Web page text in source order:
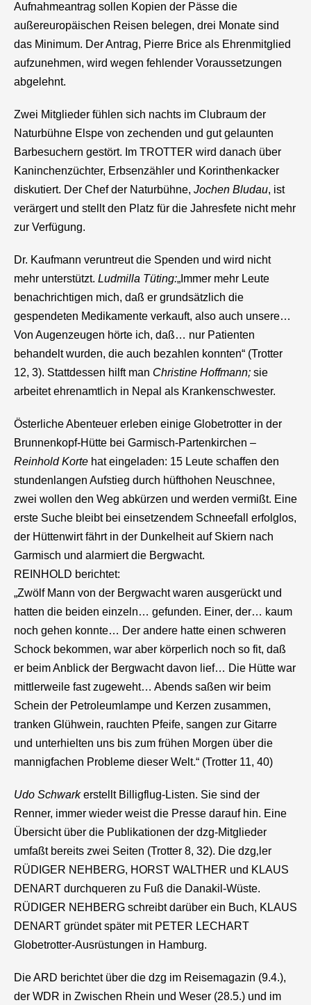
Aufnahmeantrag sollen Kopien der Pässe die
außereuropäischen Reisen belegen, drei Monate sind
das Minimum. Der Antrag, Pierre Brice als Ehrenmitglied
aufzunehmen, wird wegen fehlender Voraussetzungen
abgelehnt.
Zwei Mitglieder fühlen sich nachts im Clubraum der
Naturbühne Elspe von zechenden und gut gelaunten
Barbesuchern gestört. Im TROTTER wird danach über
Kaninchenzüchter, Erbsenzähler und Korinthenkacker
diskutiert. Der Chef der Naturbühne, Jochen Bludau, ist
verärgert und stellt den Platz für die Jahresfete nicht mehr
zur Verfügung.
Dr. Kaufmann veruntreut die Spenden und wird nicht
mehr unterstützt. Ludmilla Tüting:„Immer mehr Leute
benachrichtigen mich, daß er grundsätzlich die
gespendeten Medikamente verkauft, also auch unsere…
Von Augenzeugen hörte ich, daß… nur Patienten
behandelt wurden, die auch bezahlen konnten“ (Trotter
12, 3). Stattdessen hilft man Christine Hoffmann; sie
arbeitet ehrenamtlich in Nepal als Krankenschwester.
Österliche Abenteuer erleben einige Globetrotter in der
Brunnenkopf-Hütte bei Garmisch-Partenkirchen –
Reinhold Korte hat eingeladen: 15 Leute schaffen den
stundenlangen Aufstieg durch hüfthohen Neuschnee,
zwei wollen den Weg abkürzen und werden vermißt. Eine
erste Suche bleibt bei einsetzendem Schneefall erfolglos,
der Hüttenwirt fährt in der Dunkelheit auf Skiern nach
Garmisch und alarmiert die Bergwacht.
REINHOLD berichtet:
„Zwölf Mann von der Bergwacht waren ausgerückt und
hatten die beiden einzeln… gefunden. Einer, der… kaum
noch gehen konnte… Der andere hatte einen schweren
Schock bekommen, war aber körperlich noch so fit, daß
er beim Anblick der Bergwacht davon lief… Die Hütte war
mittlerweile fast zugeweht… Abends saßen wir beim
Schein der Petroleumlampe und Kerzen zusammen,
tranken Glühwein, rauchten Pfeife, sangen zur Gitarre
und unterhielten uns bis zum frühen Morgen über die
mannigfachen Probleme dieser Welt.“ (Trotter 11, 40)
Udo Schwarkerstellt Billigflug-Listen. Sie sind der
Renner, immer wieder weist die Presse darauf hin. Eine
Übersicht über die Publikationen der dzg-Mitglieder
umfaßt bereits zwei Seiten (Trotter 8, 32). Die dzg‚ler
RÜDIGER NEHBERG, HORST WALTHER und KLAUS
DENART durchqueren zu Fuß die Danakil-Wüste.
RÜDIGER NEHBERG schreibt darüber ein Buch, KLAUS
DENART gründet später mit PETER LECHART
Globetrotter-Ausrüstungen in Hamburg.
Die ARD berichtet über die dzg im Reisemagazin (9.4.),
der WDR in Zwischen Rhein und Weser (28.5.) und im